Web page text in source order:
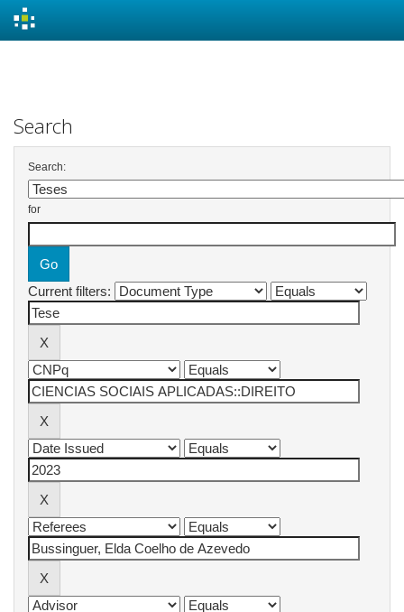
Search
Search:
for
Current filters: